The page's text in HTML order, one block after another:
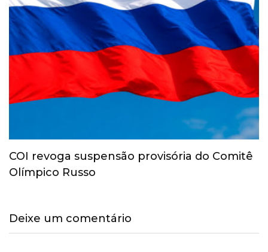
COI revoga suspensão provisória do Comitê
Olímpico Russo
Deixe um comentário